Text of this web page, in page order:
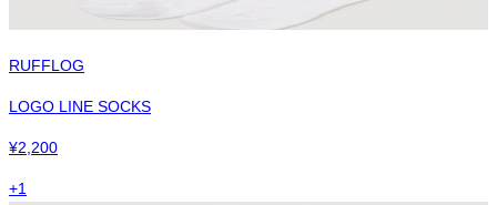
RUFFLOG
LOGO LINE SOCKS
¥2,200
+1